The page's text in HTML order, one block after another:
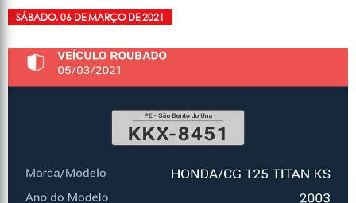
SÁBADO, 06 DE MARÇO DE 2021